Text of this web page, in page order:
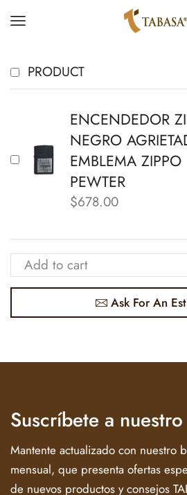
PRODUCT
ENCENDEDOR
NEGRO
EMBLEMA ZIPPO
PEWTER
$678.00
Ask For An
Suscríbete a
Mantente actualizado con nuestro
mensual, que presenta ofertas
de nuevos productos y consejos